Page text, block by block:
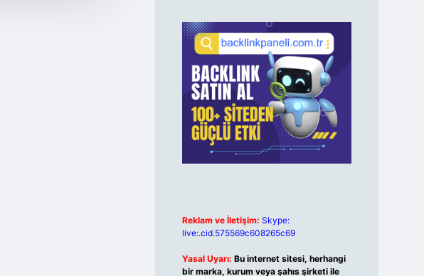
Reklam ve İletişim: Skype:
live:.cid.575569c608265c69
Yasal Uyarı: Bu internet sitesi, herhangi
bir marka, kurum veya şahıs şirketi ile